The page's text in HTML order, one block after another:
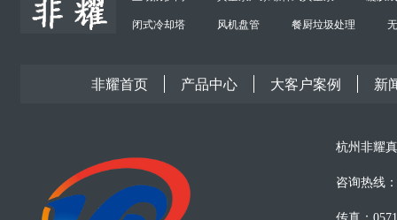
闭式冷却塔 风机盘管 餐厨垃圾处理
非耀首页 产品中心 大客户案例 新
杭州非耀
咨询热线